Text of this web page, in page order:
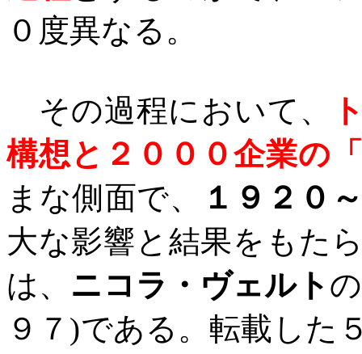
０度異なる。
その過程において、
構想と２０００企業の
まな側面で、
１９２０
大な影響と結果をもた
は、 ニコラ・ヴェルト
９７ )である。転載した